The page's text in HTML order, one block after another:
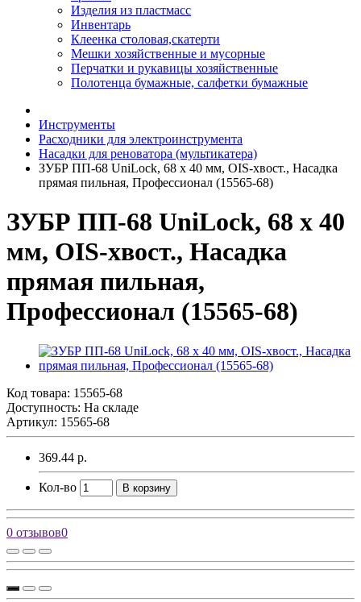
Изделия из пластмасс
Инвентарь
Клеенка столовая,скатерти
Мешки хозяйственные и мусорные
Перчатки и рукавицы хозяйственные
Полотенца бумажные, салфетки бумажные
Инструменты
Расходники для электроинструмента
Насадки для реноватора (мультикатера)
ЗУБР ПП-68 UniLock, 68 x 40 мм, OIS-хвост., Насадка
прямая пильная, Профессионал (15565-68)
ЗУБР ПП-68 UniLock, 68 x 40
мм, OIS-хвост., Насадка
прямая пильная,
Профессионал (15565-68)
Код товара: 15565-68
Доступность: На складе
Артикул: 15565-68
369.44 р.
Кол-во В корзину
0 отзывов0